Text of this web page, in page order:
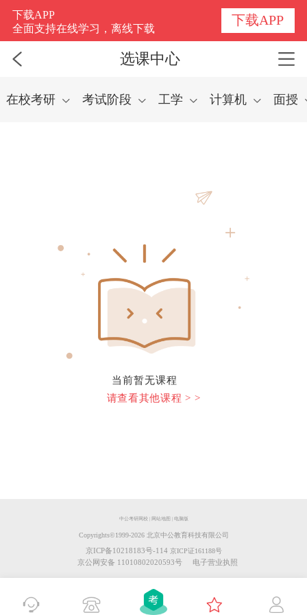
在校考研 考试阶段 工学 计算机 面授
当前暂无课程
请查看其他课程 > >
下载APP
全面支持在线学习，离线下载
下载APP
选课中心
中公考研网校| 网站地图 | 电脑版
Copyrights©️1999-2026北京中公教育科技有限公司
京ICP备10218183号-114 京ICP证161188号
京公网安备 11010802020593号 电子营业执照